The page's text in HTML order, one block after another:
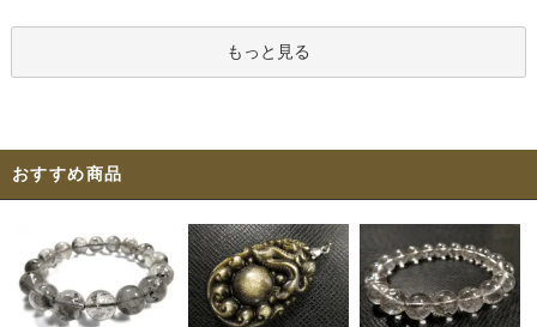
もっと見る
おすすめ商品